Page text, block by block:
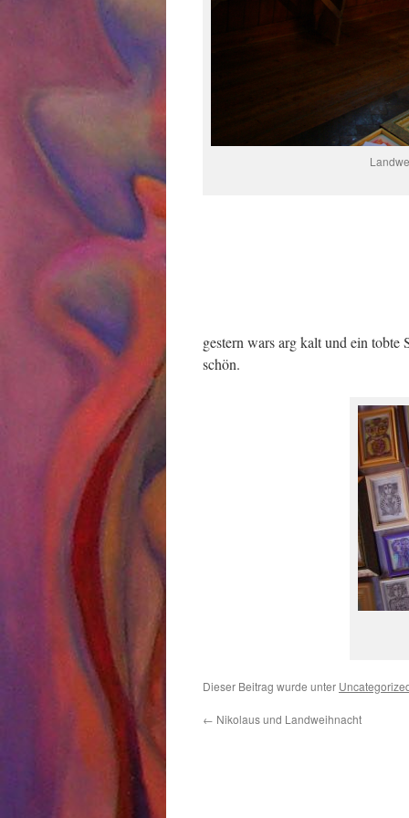
gestern wars arg kalt und ein tobte
schön.
Dieser Beitrag wurde unter
← Nikolaus und Landweihnacht